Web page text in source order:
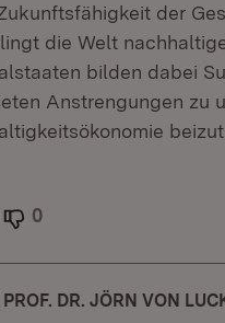
der
die Welt
bilden dabei
Anstrengungen zu
0
:PROF. DR. JÖRN VON